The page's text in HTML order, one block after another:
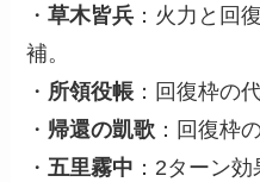
・草木皆兵 ：火力と回
補。
・ 所領役帳 ：回復枠の
・ 帰還の凱歌 ：回復枠
・五里霧中 ：2ターン